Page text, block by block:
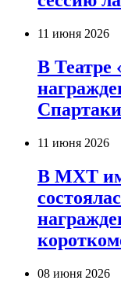
11 июня 2026
В Театре
11 июня 2026
В МХТ
08 июня 2026